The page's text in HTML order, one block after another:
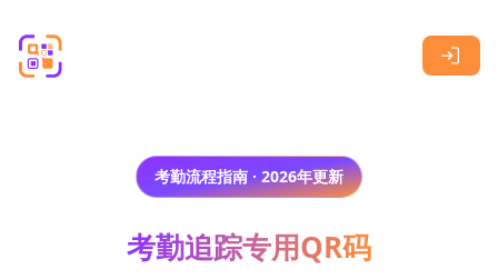
考勤流程指南 · 2026年更新
考勤追踪专用QR码